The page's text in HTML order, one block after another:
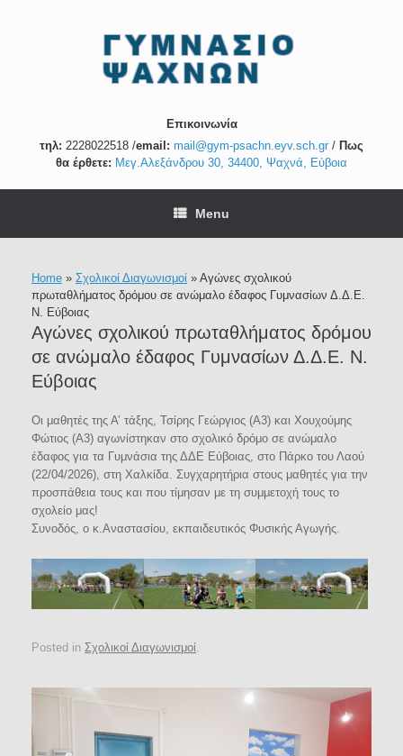
Επικοινωνία
τηλ: 2228022518 /email: mail@gym-psachn.eyv.sch.gr / Πως
θα έρθετε: Μεγ.Αλεξάνδρου 30, 34400, Ψαχνά, Εύβοια
Menu
Home » Σχολικοί Διαγωνισμοί » Αγώνες σχολικού
πρωταθλήματος δρόμου σε ανώμαλο έδαφος Γυμνασίων Δ.Δ.Ε.
Ν. Εύβοιας
Αγώνες σχολικού πρωταθλήματος δρόμου
σε ανώμαλο έδαφος Γυμνασίων Δ.Δ.Ε. Ν.
Εύβοιας
Οι μαθητές της Α’ τάξης, Τσίρης Γεώργιος (Α3) και Χουχούμης
Φώτιος (Α3) αγωνίστηκαν στο σχολικό δρόμο σε ανώμαλο
έδαφος για τα Γυμνάσια της ΔΔΕ Εύβοιας, στο Πάρκο του Λαού
(22/04/2026), στη Χαλκίδα. Συγχαρητήρια στους μαθητές για την
προσπάθεια τους και που τίμησαν με τη συμμετοχή τους το
σχολείο μας!
Συνοδός, ο κ.Αναστασίου, εκπαιδευτικός Φυσικής Αγωγής.
Posted in Σχολικοί Διαγωνισμοί